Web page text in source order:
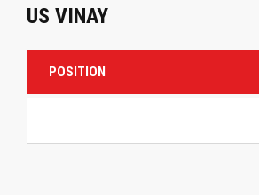
US VINAY
POSITION